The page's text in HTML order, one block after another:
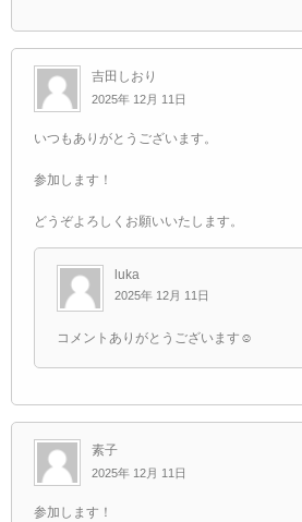
吉田しおり
2025年 12月 11日
いつもありがとうございます。
参加します！
どうぞよろしくお願いいたします。
luka
2025年 12月 11日
コメントありがとうございます☺️
素子
2025年 12月 11日
参加します！